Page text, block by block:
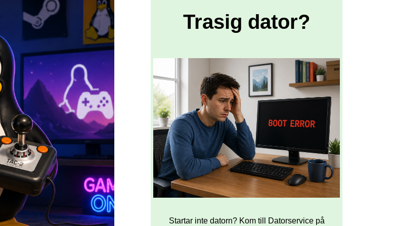
Trasig dator?
Startar inte datorn? Kom till Datorservice på